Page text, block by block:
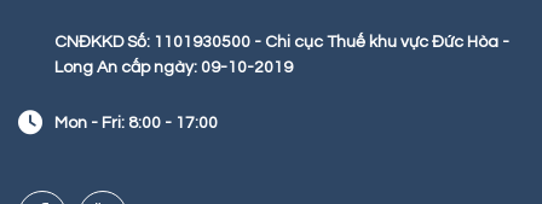
CNĐKKD Số: 1101930500 - Chi cục Thuế khu vực Đức Hòa -
Long An cấp ngày: 09-10-2019
Mon - Fri: 8:00 - 17:00